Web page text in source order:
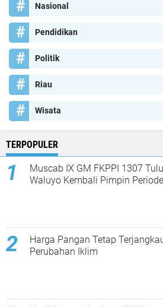
Nasional
Pendidikan
Politik
Riau
Wisata
TERPOPULER
Muscab IX GM FKPPI 1307
Waluyo Kembali Pimpin
Harga Pangan Tetap
Perubahan Iklim